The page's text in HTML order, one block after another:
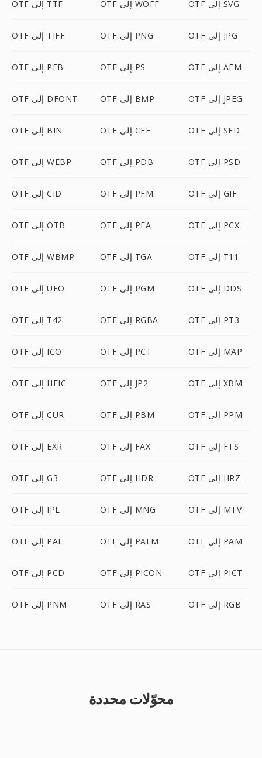
OTF إلى TTF OTF إلى WOFF OTF إلى SVG
OTF إلى TIFF OTF إلى PNG OTF إلى JPG
OTF إلى PFB OTF إلى PS OTF إلى AFM
OTF إلى DFONT OTF إلى BMP OTF إلى JPEG
OTF إلى BIN OTF إلى CFF OTF إلى SFD
OTF إلى WEBP OTF إلى PDB OTF إلى PSD
OTF إلى CID OTF إلى PFM OTF إلى GIF
OTF إلى OTB OTF إلى PFA OTF إلى PCX
OTF إلى WBMP OTF إلى TGA OTF إلى T11
OTF إلى UFO OTF إلى PGM OTF إلى DDS
OTF إلى T42 OTF إلى RGBA OTF إلى PT3
OTF إلى ICO OTF إلى PCT OTF إلى MAP
OTF إلى HEIC OTF إلى JP2 OTF إلى XBM
OTF إلى CUR OTF إلى PBM OTF إلى PPM
OTF إلى EXR OTF إلى FAX OTF إلى FTS
OTF إلى G3 OTF إلى HDR OTF إلى HRZ
OTF إلى IPL OTF إلى MNG OTF إلى MTV
OTF إلى PAL OTF إلى PALM OTF إلى PAM
OTF إلى PCD OTF إلى PICON OTF إلى PICT
OTF إلى PNM OTF إلى RAS OTF إلى RGB
محوّلات محددة